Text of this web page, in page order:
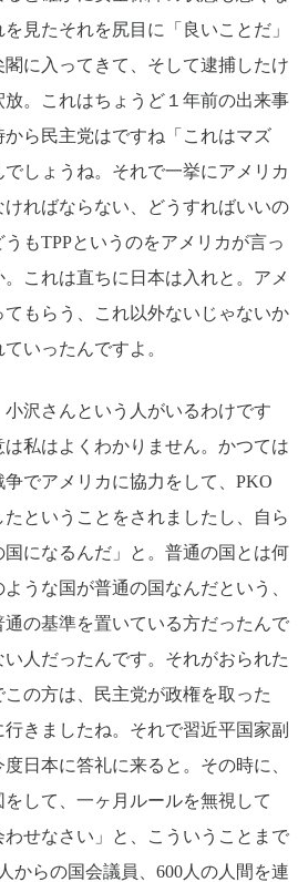
見たそれを尻目に「良いことだ」
に入ってきて、そして逮捕したけ
。これはちょうど１年前の出来事
ら民主党はですね「これはマズ
しょうね。それで一挙にアメリカ
ればならない、どうすればいいの
もTPPというのをアメリカが言っ
これは直ちに日本は入れと。アメ
てもらう、これ以外ないじゃないか
いったんですよ。
沢さんという人がいるわけです
私はよくわかりません。かつては
でアメリカに協力をして、PKO
ということをされましたし、自ら
国になるんだ」と。普通の国とは何
うな国が普通の国なんだという、
の基準を置いている方だったんで
人だったんです。それがおられた
の方は、民主党が政権を取った
きましたね。それで習近平国家副
日本に答礼に来ると。その時に、
して、一ヶ月ルールを無視して
わせなさい」と、こういうことまで
からの国会議員、600人の人間を連